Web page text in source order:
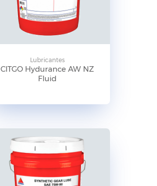
Lubricantes
CITGO Hydurance AW NZ
Fluid